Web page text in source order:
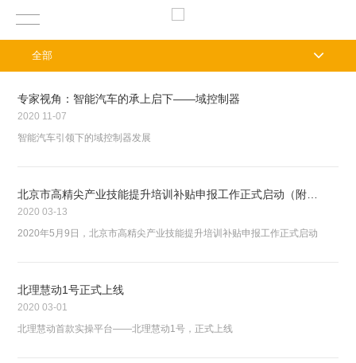
专家视角：智能汽车的承上启下——域控制器
2020 11-07
智能汽车引领下的域控制器发展
2020 03-13
2020年5月9日，北京市高精尖产业技能提升培训补贴申报工作正式启动
北理慧动1号正式上线
2020 03-01
北理慧动首款实操平台——北理慧动1号，正式上线
全部